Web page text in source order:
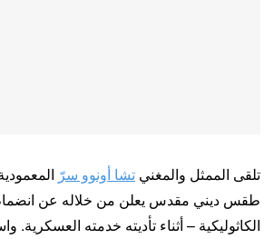
تلقى الممثل والمغني تشا أونوو سرّ
طقس ديني مقدس يعلن من خلاله عن
الكاثوليكية – أثناء تأديته خدمته العسكرية.